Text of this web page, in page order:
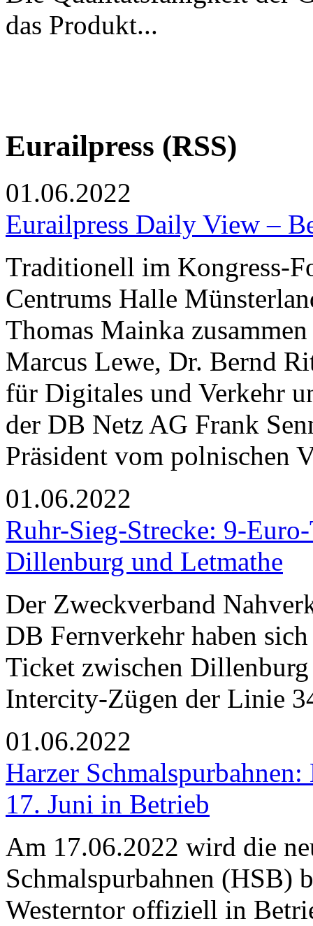
das Produkt...
Eurailpress (RSS)
01.06.2022
Eurailpress Daily View –
Traditionell im Kongress-
Centrums Halle
Thomas Mainka
Marcus Lewe, Dr. Bernd
für Digitales und Verkehr
der DB Netz AG Frank
Präsident vom polnischen
01.06.2022
Ruhr-Sieg-Strecke: 9-
Dillenburg und Letmathe
Der Zweckverband
DB Fernverkehr haben
Ticket zwischen
Intercity-Zügen der Linie
01.06.2022
Harzer
17. Juni in Betrieb
Am 17.06.2022 wird die
Schmalspurbahnen (HSB)
Westerntor offiziell in